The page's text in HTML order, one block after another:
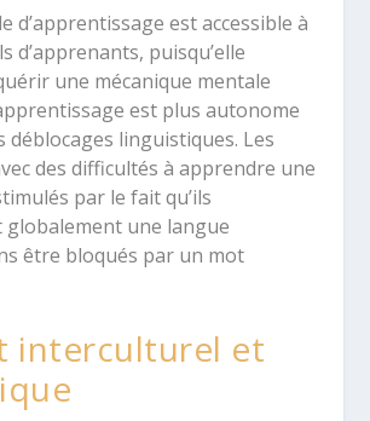
d’apprentissage est accessible à
d’apprenants, puisqu’elle
une mécanique mentale
est plus autonome
déblocages linguistiques. Les
des difficultés à apprendre une
par le fait qu’ils
une langue
être bloqués par un mot
interculturel et